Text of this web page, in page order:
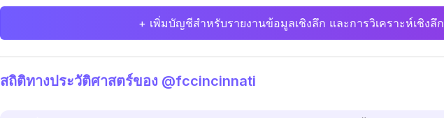
+ เพิ่มบัญชีสำหรับรายงานข้อมูลเชิงลึก และการวิเคราะห์เชิงลึก
สถิติทางประวัติศาสตร์ของ @fccincinnati